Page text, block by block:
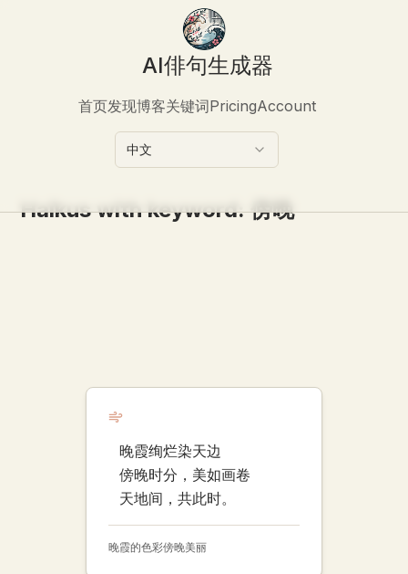
AI俳句生成器
首页发现博客关键词PricingAccount
中文
Haikus with keyword:傍晚
晚霞绚烂染天边
傍晚时分，美如画卷
天地间，共此时。
晚霞的色彩傍晚美丽